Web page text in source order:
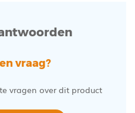
vraag?
vragen over dit product